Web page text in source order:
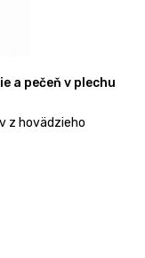
a pečeň v plechu
z hovädzieho